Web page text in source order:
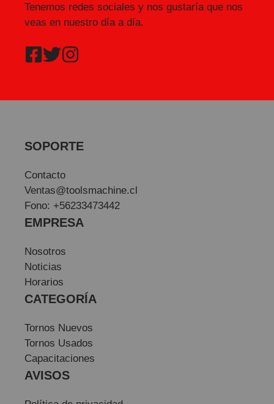
Tenemos redes sociales y nos gustaría que nos
veas en nuestro día a día.
SOPORTE
Contacto
Ventas@toolsmachine.cl
Fono: +56233473442
EMPRESA
Nosotros
Noticias
Horarios
CATEGORÍA
Tornos Nuevos
Tornos Usados
Capacitaciones
AVISOS